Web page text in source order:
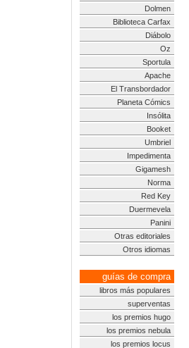
Dolmen
Biblioteca Carfax
Diábolo
Oz
Sportula
Apache
El Transbordador
Planeta Cómics
Insólita
Booket
Umbriel
Impedimenta
Gigamesh
Norma
Red Key
Duermevela
Panini
Otras editoriales
Otros idiomas
guías de compra
libros más populares
superventas
los premios hugo
los premios nebula
los premios locus